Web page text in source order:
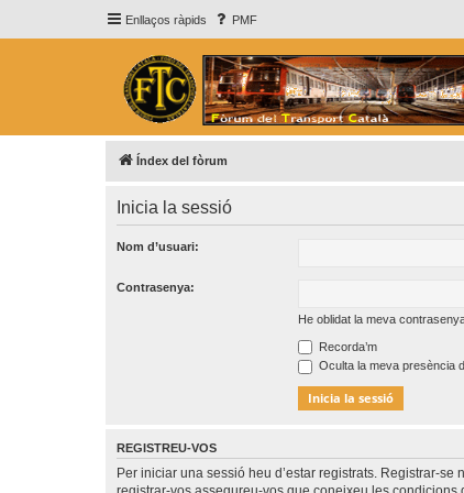
Enllaços ràpids PMF
Índex del fòrum
Inicia la sessió
Nom d’usuari:
Contrasenya:
He oblidat la meva
Recorda’m
Oculta la meva presència
REGISTREU-VOS
Per iniciar una sessió heu d’estar registrats. Registrar-